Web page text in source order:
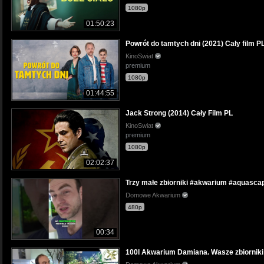
01:50:23
1080p
01:44:55
Powrót do tamtych dni (2021) Cały film
KinoSwiat
premium
1080p
02:02:37
Jack Strong (2014) Cały Film PL
KinoSwiat
premium
1080p
00:34
Trzy małe zbiorniki #akwarium
Domowe Akwarium
480p
100l Akwarium Damiana. Wasze zbiorniki